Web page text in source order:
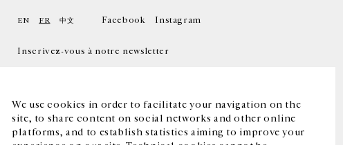
We use cookies in order to facilitate your navigation on the
site, to share content on social networks and other online
platforms, and to establish statistics aiming to improve your
EN FR 中文 Facebook Instagram
Inscrivez-vous à notre newsletter